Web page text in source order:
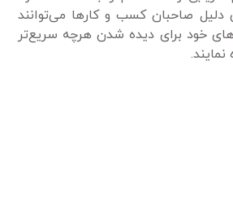
دلیل صاحبان کسب و کارها می‌توانند
خود برای دیده شدن هرچه سریع‌تر
نمایند.